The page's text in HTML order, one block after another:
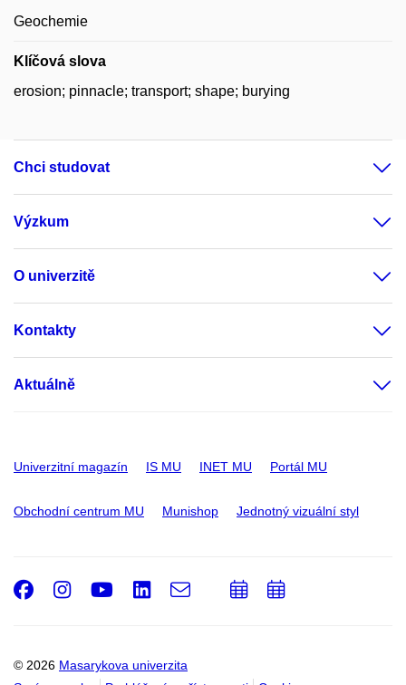
Geochemie
Klíčová slova
erosion; pinnacle; transport; shape; burying
Chci studovat
Výzkum
O univerzitě
Kontakty
Aktuálně
Univerzitní magazín IS MU INET MU Portál MU
Obchodní centrum MU Munishop Jednotný vizuální styl
© 2026 Masarykova univerzita
Facebook
Instagram
Youtube
LinkedIn
e-
PřidatPřidat